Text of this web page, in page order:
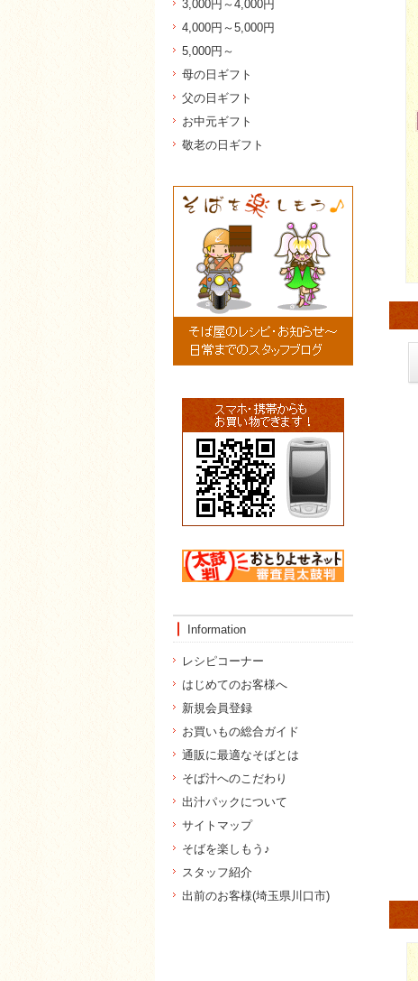
3,000円～4,000円
4,000円～5,000円
5,000円～
母の日ギフト
父の日ギフト
お中元ギフト
敬老の日ギフト
Information
レシピコーナー
はじめてのお客様へ
新規会員登録
お買いもの総合ガイド
通販に最適なそばとは
そば汁へのこだわり
出汁パックについて
サイトマップ
そばを楽しもう♪
スタッフ紹介
出前のお客様(埼玉県川口市)